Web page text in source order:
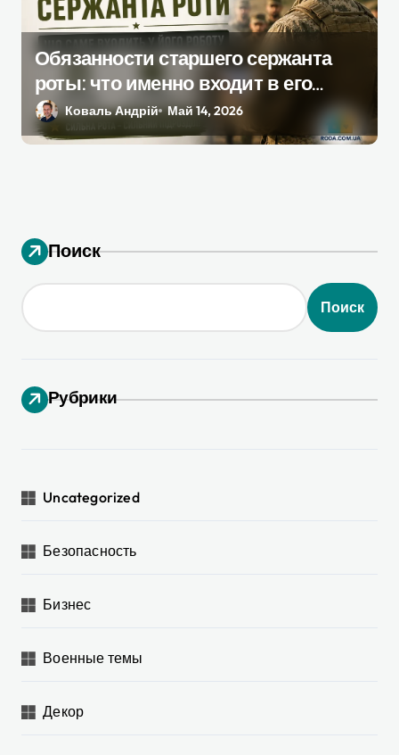
Обязанности старшего сержанта
роты: что именно входит в его
работу, как это сказывается на
военном
Коваль Андрій Май 14, 2026
Поиск
Поиск
Рубрики
Uncategorized
Безопасность
Бизнес
Военные темы
Декор